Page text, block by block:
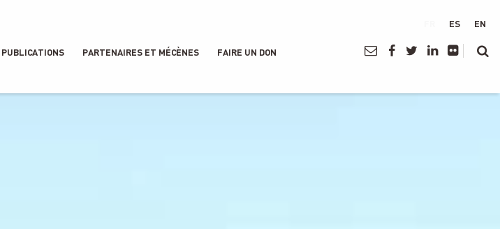
PUBLICATIONS PARTENAIRES ET MÉCÈNES FAIRE UN DON
ES EN